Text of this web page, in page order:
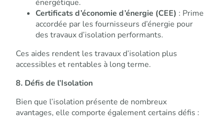
énergétique.
Certificats d’économie d’énergie (CEE) : Prime
accordée par les fournisseurs d’énergie pour
des travaux d’isolation performants.
Ces aides rendent les travaux d’isolation plus
accessibles et rentables à long terme.
8. Défis de l’Isolation
Bien que l’isolation présente de nombreux
avantages, elle comporte également certains défis :